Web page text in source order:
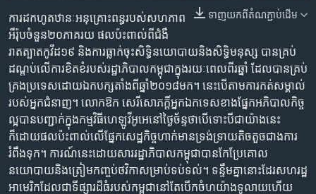
ទំព័រ​
ស្វែង​
រក
ភាសា
ទាញ​យក​ពី​តំណភ្ជាប់​ដើម
ការ​ដក​ហូត​ឋានៈ​អនុគ្រោះពន្ធ​របស់​សហភាព​
អឺរ៉ុប​ចំនួន​២០ភាគរយ​ ផលប៉ះពាល់ពី​ជំងឺ​
រាតត្បាត​កូវីដ១៩​ និង​ការ​ធ្លាក់ចុះ​សិទ្ធិ​នយោបាយ​និង​សិទ្ធិមនុស្ស​ បាន​គ្រប់​
ដណ្តប់​លើ​ការ​ខិតខំ​របស់​រដ្ឋាភិបាល​កម្ពុជា​ក្នុង​រយៈពេល​ពីរ​ឆ្នាំ​ ដែល​បាន​គ្រប់
គ្រង​ប្រទេស​ដោយ​ឯកបក្ស​តាំងពី​ឆ្នាំ២០១៨​មក។​ នេះ​បើ​តាម​ការ​កត់សម្គាល់​
របស់​អ្នកជំនាញ។ លោកឱក សេរីសោភក្តិ៍​​អ្នកឯកទេស​ខាង​ផ្នែក​អភិបាលកិច្ច​
ល្អ​បាន​បញ្ជាក់​ក្នុង​កម្មវិធី​ហេឡូ​វីអូអេ​នៅ​ថ្ងៃច័ន្ទ​ថា​បើទោះបី​ជាយ៉ាងនេះ​
ក៏ដោយ​ផលប៉ះពាល់​លើ​ផ្នែកសេដ្ឋកិច្ច​ហាក់​មាន​ទ្រង់ទ្រាយ​តិចតួច​ជាង​ការ​
រំពឹង​ទុក។​ ការណ៍​នេះ​​ដោយសារ​រដ្ឋាភិបាល​កម្ពុជា​បាន​កែប្រែ​គោល
នយោបាយ​និង​ត្រៀម​កញ្ចប់​ថវិកា​សម្រាប់​ទប់ទល់។ ទន្ទឹមគ្នា​នោះ​ដែរ​សហរដ្ឋ​
អាមេរិក​ដែល​ជាទីផ្សារ​ដ៏ធំ​របស់​កម្ពុជា​នៅ​តែ​បើក​ចំហ​យ៉ាង​ទូលាយ​ហើយ​